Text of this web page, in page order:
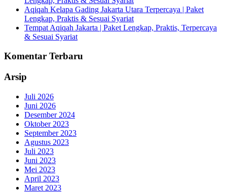
Aqiqah Kelapa Gading Jakarta Utara Terpercaya | Paket
Lengkap, Praktis & Sesuai Syariat
Tempat Aqiqah Jakarta | Paket Lengkap, Praktis, Terpercaya
& Sesuai Syariat
Komentar Terbaru
Arsip
Juli 2026
Juni 2026
Desember 2024
Oktober 2023
September 2023
Agustus 2023
Juli 2023
Juni 2023
Mei 2023
April 2023
Maret 2023